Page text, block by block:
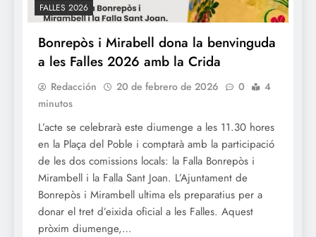
FALLES 2026
Bonrepòs i Mirabell dona la benvinguda
a les Falles 2026 amb la Crida
Redacción 20 de febrero de 2026 0
4
minutos
L’acte se celebrarà este diumenge a les 11.30 hores
en la Plaça del Poble i comptarà amb la participació
de les dos comissions locals: la Falla Bonrepòs i
Mirambell i la Falla Sant Joan. L’Ajuntament de
Bonrepòs i Mirambell ultima els preparatius per a
donar el tret d’eixida oficial a les Falles. Aquest
pròxim diumenge,…